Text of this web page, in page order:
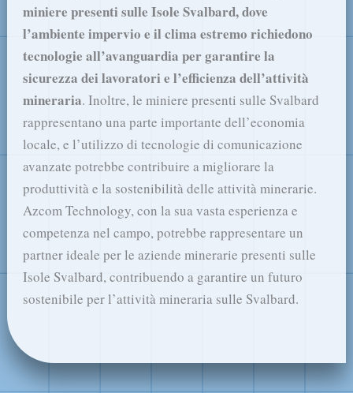
miniere presenti sulle Isole Svalbard, dove
l’ambiente impervio e il clima estremo richiedono
tecnologie all’avanguardia per garantire la
sicurezza dei lavoratori e l’efficienza dell’attività
mineraria. Inoltre, le miniere presenti sulle Svalbard
rappresentano una parte importante dell’economia
locale, e l’utilizzo di tecnologie di comunicazione
avanzate potrebbe contribuire a migliorare la
produttività e la sostenibilità delle attività minerarie.
Azcom Technology, con la sua vasta esperienza e
competenza nel campo, potrebbe rappresentare un
partner ideale per le aziende minerarie presenti sulle
Isole Svalbard, contribuendo a garantire un futuro
sostenibile per l’attività mineraria sulle Svalbard.